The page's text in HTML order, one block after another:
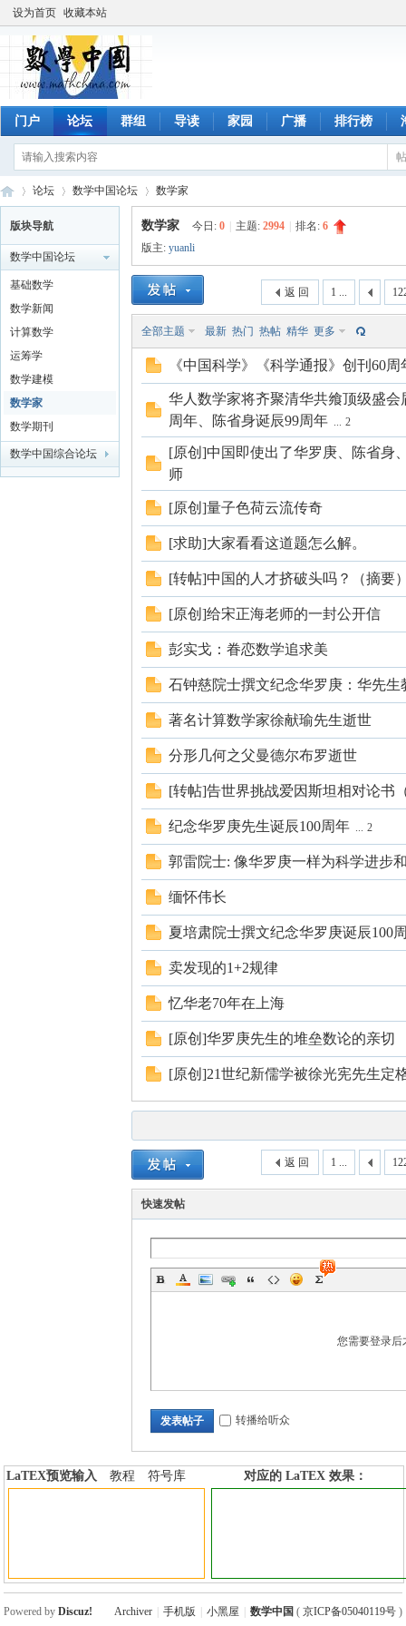
设为首页 收藏本站
门户 论坛 群组 导读 家园 广播 排行榜
数
学
»
论坛
›
数学中国论坛
›
数学家
版块导航
数学中国论坛
基础数学
数学新闻
计算数学
运筹学
数学建模
数学家
数学期刊
数学中国综合论坛
数学家 今日: 0 主题: 2994 排名: 6
版主: yuanli
1 ...
返 回
全部主题 最新 热门 热帖 精华 更多
《中国科学》《科学通报》创刊60
华人数学家将齐聚清华共飨顶级盛会
周年、陈省身诞辰99周年 ... 2
[原创]中国即使出了华罗庚、陈省身
师
[原创]量子色荷云流传奇
[求助]大家看看这道题怎么解。
[转帖]中国的人才挤破头吗？（摘要
[原创]给宋正海老师的一封公开信
彭实戈：眷恋数学追求美
石钟慈院士撰文纪念华罗庚：华先生
著名计算数学家徐献瑜先生逝世
分形几何之父曼德尔布罗逝世
[转帖]告世界挑战爱因斯坦相对论书
纪念华罗庚先生诞辰100周年 ... 2
郭雷院士: 像华罗庚一样为科学进步
缅怀伟长
夏培肃院士撰文纪念华罗庚诞辰100
卖发现的1+2规律
忆华老70年在上海
[原创]华罗庚先生的堆垒数论的亲切
[原创]21世纪新儒学被徐光宪先生定
1 ...
返 回
快速发帖
您需要登录
发表帖子 转播给听众
LaTEX预览输入 教程
符号库
对应的 LaTEX 效果：
Archiver 手机版 小黑屋 数学中国 ( 京ICP备05040119号)
Powered byDiscuz!